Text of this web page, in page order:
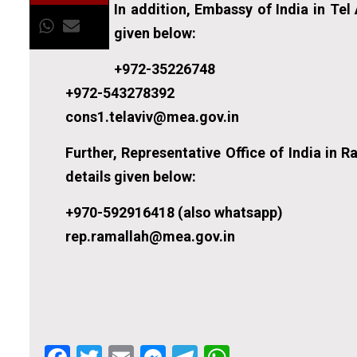
In addition, Embassy of India in
given below:
+972-35226748
+972-543278392
cons1.telaviv@mea.gov.in
Further, Representative Office of India in
details given below:
+970-592916418 (also whatsapp)
rep.ramallah@mea.gov.in